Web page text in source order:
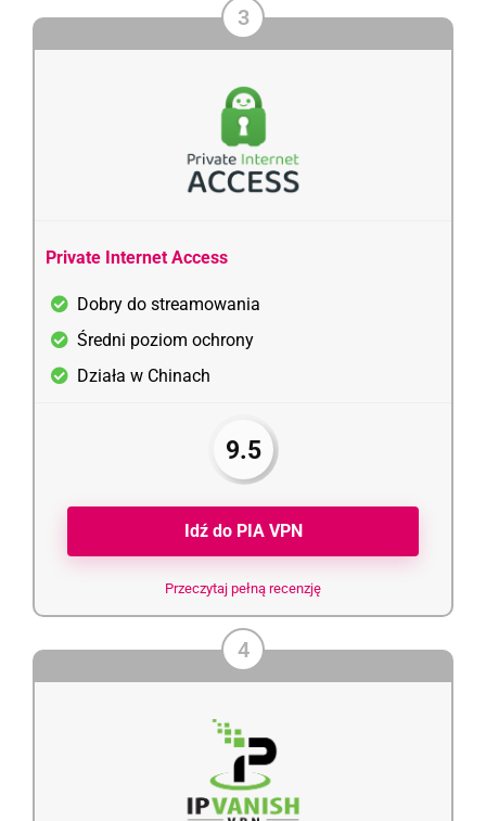
3
Private Internet Access
Dobry do streamowania
Średni poziom ochrony
Działa w Chinach
9.5
Idź do PIA VPN
Przeczytaj pełną recenzję
4